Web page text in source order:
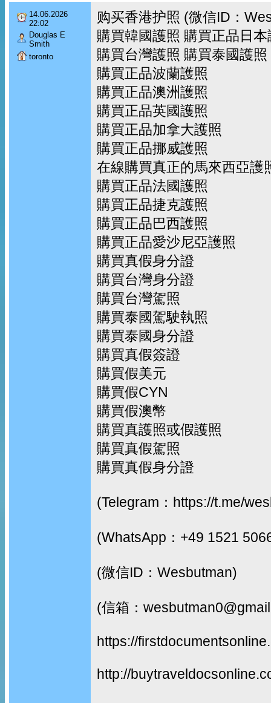
14.06.2026
22:02
Douglas E
Smith
toronto
购买香港护照 (微信ID：
購買韓國護照 購買正品日
購買台灣護照 購買泰國護照
購買正品波蘭護照
購買正品澳洲護照
購買正品英國護照
購買正品加拿大護照
購買正品挪威護照
在線購買真正的馬來西亞護
購買正品法國護照
購買正品捷克護照
購買正品巴西護照
購買正品愛沙尼亞護照
購買真假身分證
購買台灣身分證
購買台灣駕照
購買泰國駕駛執照
購買泰國身分證
購買真假簽證
購買假美元
購買假CYN
購買假澳幣
購買真護照或假護照
購買真假駕照
購買真假身分證
(Telegram：https://t.me/
(WhatsApp：+49 1521
(微信ID：Wesbutman)
(信箱：
https://
http://